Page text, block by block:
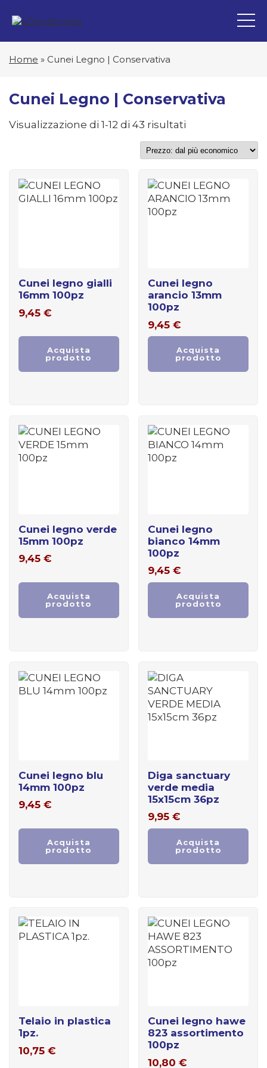
Home » Cunei Legno | Conservativa
Cunei Legno | Conservativa
Visualizzazione di 1-12 di 43 risultati
più
cunei legno gialli
16mm 100pz
9,45 €
Acquista
prodotto
cunei legno
arancio 13mm
100pz
9,45 €
Acquista
prodotto
cunei legno verde
15mm 100pz
9,45 €
Acquista
prodotto
cunei legno
bianco 14mm
100pz
9,45 €
Acquista
prodotto
cunei legno blu
14mm 100pz
9,45 €
Acquista
prodotto
diga sanctuary
verde media
15x15cm 36pz
9,95 €
Acquista
prodotto
telaio in plastica
1pz.
10,75 €
cunei legno hawe
823 assortimento
100pz
10,80 €